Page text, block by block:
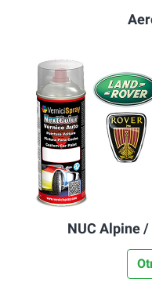
NUC Alpine